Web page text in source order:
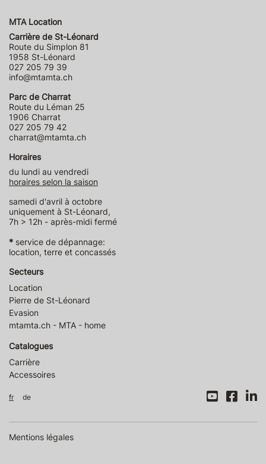
MTA Location
Carrière de St-Léonard
Route du Simplon 81
1958 St-Léonard
027 205 79 39
info@mtamta.ch
Parc de Charrat
Route du Léman 25
1906 Charrat
027 205 79 42
charrat@mtamta.ch
Horaires
du lundi au vendredi
horaires selon la saison
samedi d'avril à octobre
uniquement à St-Léonard,
7h > 12h - après-midi fermé
* service de dépannage:
location, terre et concassés
Secteurs
Location
Pierre de St-Léonard
Evasion
mtamta.ch - MTA - home
Catalogues
Carrière
Accessoires
fr de
Mentions légales